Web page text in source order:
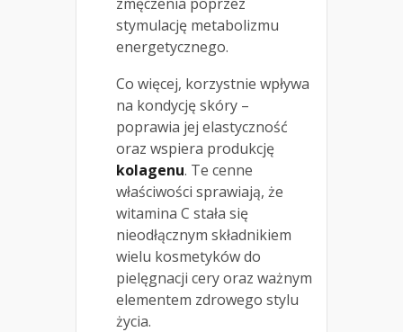
stymulację metabolizmu
energetycznego.
Co więcej, korzystnie wpływa
na kondycję skóry –
poprawia jej elastyczność
oraz wspiera produkcję
kolagenu. Te cenne
właściwości sprawiają, że
witamina C stała się
nieodłącznym składnikiem
wielu kosmetyków do
pielęgnacji cery oraz ważnym
elementem zdrowego stylu
życia.